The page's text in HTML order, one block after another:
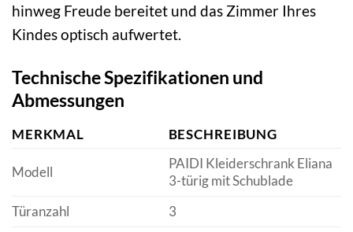
hinweg Freude bereitet und das Zimmer Ihres
Kindes optisch aufwertet.
Technische Spezifikationen und
Abmessungen
MERKMAL BESCHREIBUNG
Modell
PAIDI Kleiderschrank Eliana
3-türig mit Schublade
Türanzahl
3